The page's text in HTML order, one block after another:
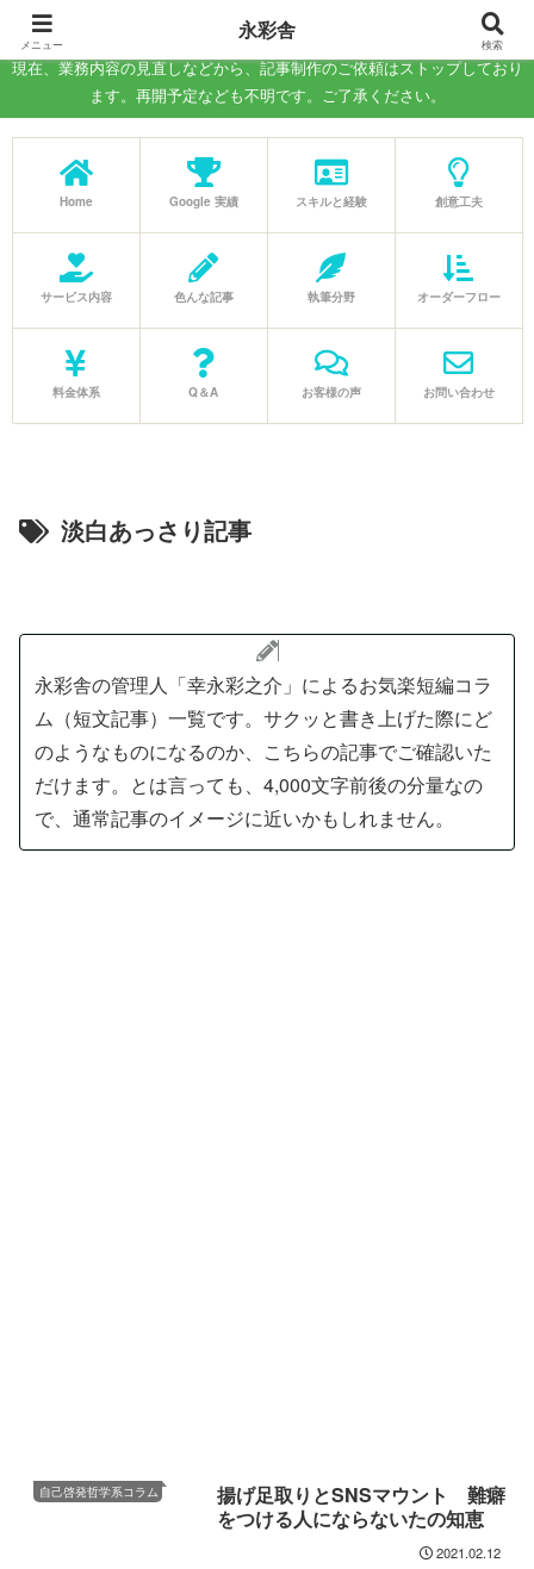
－WEB記事の執筆、コラム制作の代行－
現在、業務内容の見直しなどから、記事制作のご依頼はストップしており
ます。再開予定なども不明です。ご了承ください。
Home Google 実績 スキルと経験 創意工夫
サービス内容 色んな記事 執筆分野 オーダーフロー
料金体系 Q＆A お客様の声 お問い合わせ
淡白あっさり記事
永彩舎の管理人「幸永彩之介」によるお気楽短編コラ
ム（短文記事）一覧です。サクッと書き上げた際にど
のようなものになるのか、こちらの記事でご確認いた
だけます。とは言っても、4,000文字前後の分量なの
で、通常記事のイメージに近いかもしれません。
自己啓発哲学系コラム
揚げ足取りとSNSマウント 難癖
をつける人にならないたの知恵
2021.02.12
メニュー
永彩舎
検索